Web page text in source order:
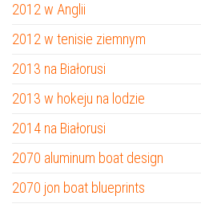
2012 w Anglii
2012 w tenisie ziemnym
2013 na Białorusi
2013 w hokeju na lodzie
2014 na Białorusi
2070 aluminum boat design
2070 jon boat blueprints